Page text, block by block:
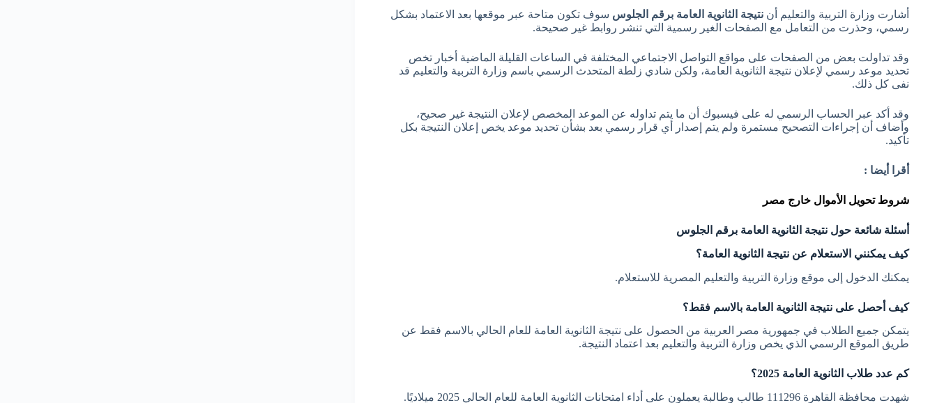
أشارت وزارة التربية والتعليم أن نتيجة الثانوية العامة برقم الجلوس سوف تكون متاحة عبر موقعها بعد الاعتماد بشكل
رسمي، وحذرت من التعامل مع الصفحات الغير رسمية التي تنشر روابط غير صحيحة.
وقد تداولت بعض من الصفحات على مواقع التواصل الاجتماعي المختلفة في الساعات القليلة الماضية أخبار تخص
تحديد موعد رسمي لإعلان نتيجة الثانوية العامة، ولكن شادي زلطة المتحدث الرسمي باسم وزارة التربية والتعليم قد
نفى كل ذلك.
وقد أكد عبر الحساب الرسمي له على فيسبوك أن ما يتم تداوله عن الموعد المخصص لإعلان النتيجة غير صحيح،
وأضاف أن إجراءات التصحيح مستمرة ولم يتم إصدار أي قرار رسمي بعد بشأن تحديد موعد يخص إعلان النتيجة بكل
تأكيد.
أقرا أيضا :
شروط تحويل الأموال خارج مصر
أسئلة شائعة حول نتيجة الثانوية العامة برقم الجلوس
كيف يمكنني الاستعلام عن نتيجة الثانوية العامة؟
يمكنك الدخول إلى موقع وزارة التربية والتعليم المصرية للاستعلام.
كيف أحصل على نتيجة الثانوية العامة بالاسم فقط؟
يتمكن جميع الطلاب في جمهورية مصر العربية من الحصول على نتيجة الثانوية العامة للعام الحالي بالاسم فقط عن
طريق الموقع الرسمي الذي يخص وزارة التربية والتعليم بعد اعتماد النتيجة.
كم عدد طلاب الثانوية العامة 2025؟
شهدت محافظة القاهرة 111296 طالب وطالبة يعملون على أداء امتحانات الثانوية العامة للعام الحالي 2025 ميلاديًا.